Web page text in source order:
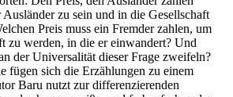
zu sein und in die Gesellschaft
Preis muss ein Fremder zahlen, um
zu werden, in die er einwandert? Und
der Universalität dieser Frage zweifeln?
fügen sich die Erzählungen zu einem
Baru nutzt zur differenzierenden